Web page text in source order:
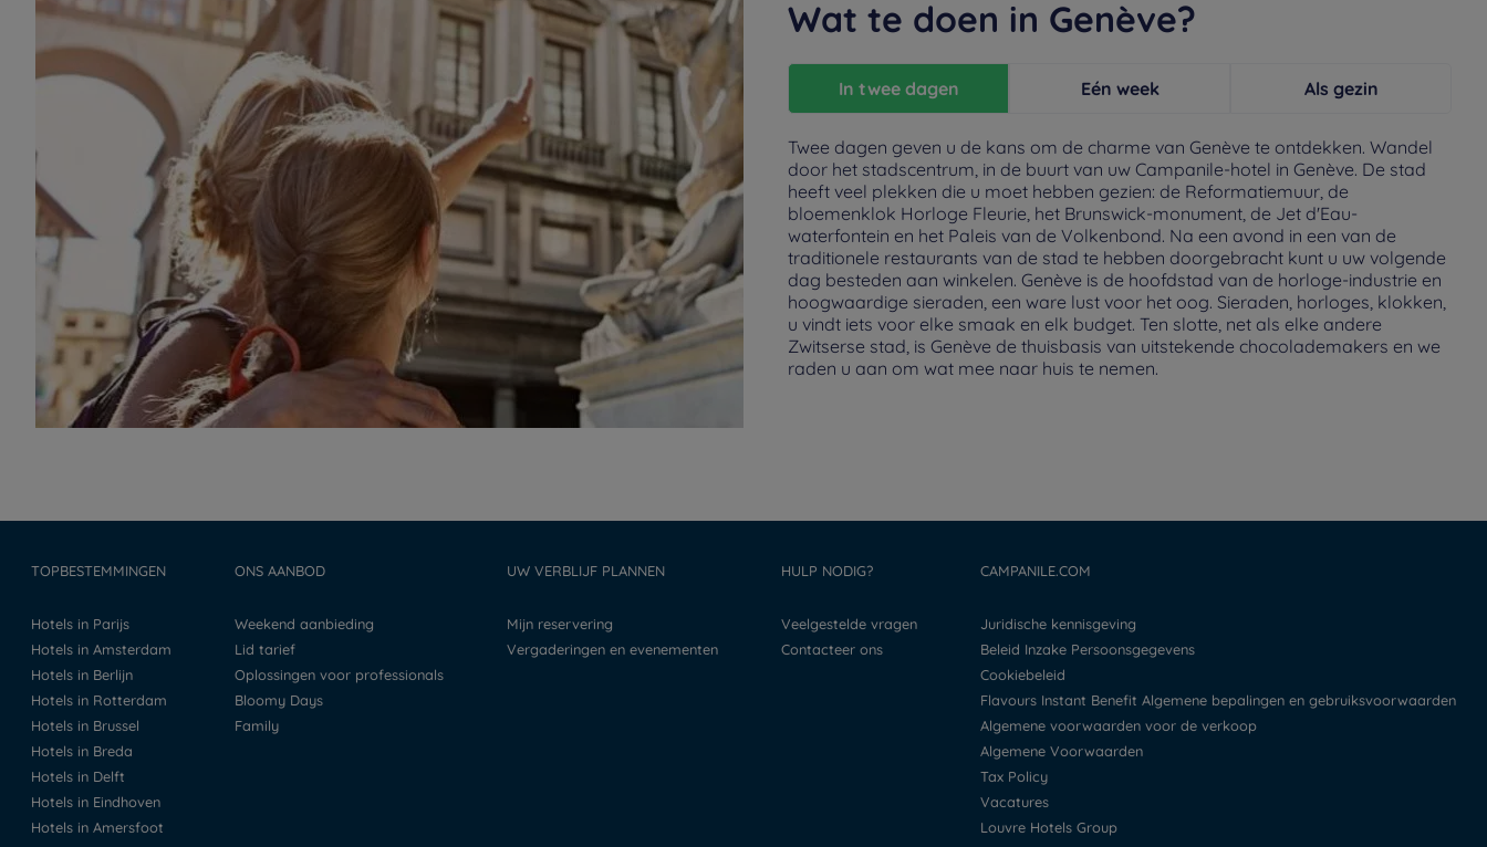
Wat te doen in Genève?
In twee dagen Eén week Als gezin
Twee dagen geven u de kans om de charme van Genève te ontdekken. Wandel
door het stadscentrum, in de buurt van uw Campanile-hotel in Genève. De stad
heeft veel plekken die u moet hebben gezien: de Reformatiemuur, de
bloemenklok Horloge Fleurie, het Brunswick-monument, de Jet d'Eau-
waterfontein en het Paleis van de Volkenbond. Na een avond in een van de
traditionele restaurants van de stad te hebben doorgebracht kunt u uw volgende
dag besteden aan winkelen. Genève is de hoofdstad van de horloge-industrie en
hoogwaardige sieraden, een ware lust voor het oog. Sieraden, horloges, klokken,
u vindt iets voor elke smaak en elk budget. Ten slotte, net als elke andere
Zwitserse stad, is Genève de thuisbasis van uitstekende chocolademakers en we
raden u aan om wat mee naar huis te nemen.
TOPBESTEMMINGEN
Hotels in Parijs
Hotels in Amsterdam
Hotels in Berlijn
Hotels in Rotterdam
Hotels in Brussel
Hotels in Breda
Hotels in Delft
Hotels in Eindhoven
Hotels in Amersfoot
ONS AANBOD
Weekend aanbieding
Lid tarief
Oplossingen voor professionals
Bloomy Days
Family
UW VERBLIJF PLANNEN
Mijn reservering
Vergaderingen en evenementen
HULP NODIG?
Veelgestelde vragen
Contacteer ons
CAMPANILE.COM
Juridische kennisgeving
Beleid Inzake Persoonsgegevens
Cookiebeleid
Flavours Instant Benefit Algemene bepalingen en gebruiksvoorwaarden
Algemene voorwaarden voor de verkoop
Algemene Voorwaarden
Tax Policy
Vacatures
Louvre Hotels Group